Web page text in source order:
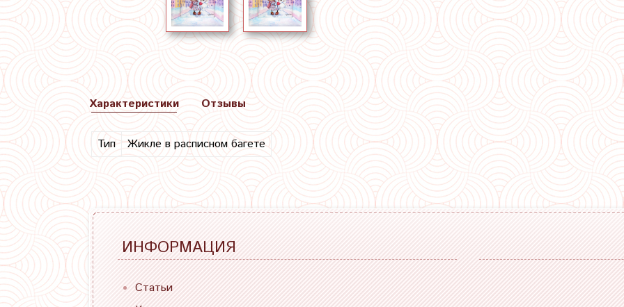
Характеристики
Тип Жикле в расписном багете
Отзывы
ИНФОРМАЦИЯ
Статьи